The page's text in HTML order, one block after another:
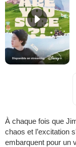
À chaque fois que
chaos et l’excitation
embarquent pour un